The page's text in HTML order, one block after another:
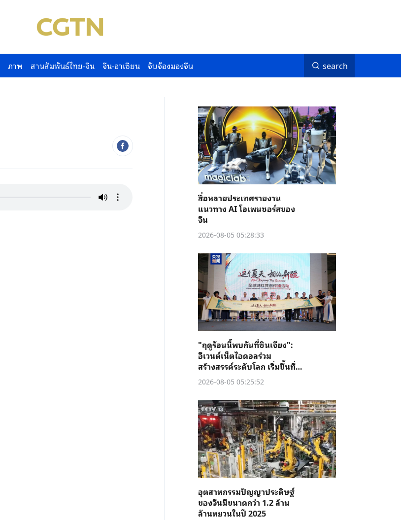
ภาพ สานสัมพันธ์ไทย-จีน จีน-อาเซียน จับจ้องมองจีน search
สื่อหลายประเทศรายงาน
แนวทาง AI โอเพนซอร์สของ
จีน
2026-08-05 05:28:33
"ฤดูร้อนนี้พบกันที่ซินเจียง":
อีเวนต์เน็ตไอดอลร่วม
สร้างสรรค์ระดับโลก เริ่มขึ้นที่คู่
เชอ
2026-08-05 05:25:52
อุตสาหกรรมปัญญาประดิษฐ์
ของจีนมีขนาดกว่า 1.2 ล้าน
ล้านหยวนในปี 2025